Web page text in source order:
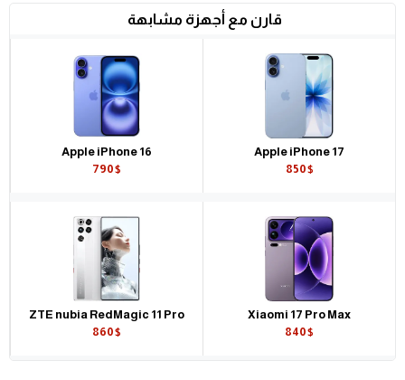
قارن مع أجهزة مشابهة
Apple iPhone 17
850$
Apple iPhone 16
790$
Xiaomi 17 Pro Max
840$
ZTE nubia RedMagic 11 Pro
860$